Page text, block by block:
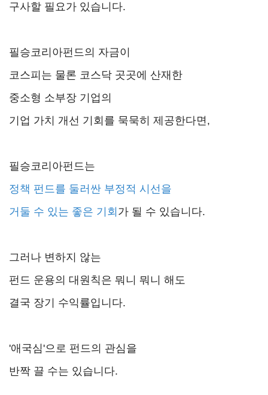
구사할 필요가 있습니다.
필승코리아펀드의 자금이
코스피는 물론 코스닥 곳곳에 산재한
중소형 소부장 기업의
기업 가치 개선 기회를 묵묵히 제공한다면,
필승코리아펀드는
정책 펀드를 둘러싼 부정적 시선을
거둘 수 있는 좋은 기회 가 될 수 있습니다.
그러나 변하지 않는
펀드 운용의 대원칙은 뭐니 뭐니 해도
결국 장기 수익률입니다.
'애국심'으로 펀드의 관심을
반짝 끌 수는 있습니다.